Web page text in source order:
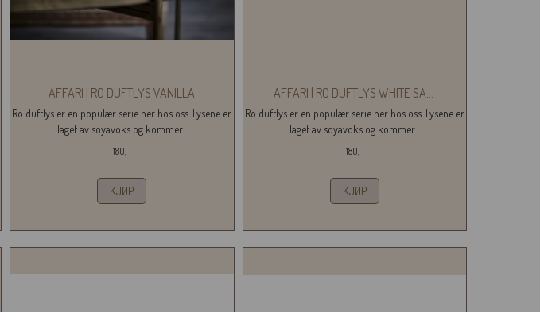
AFFARI | RO DUFTLYS VANILLA
Ro duftlys er en populær serie her hos oss. Lysene er
laget av soyavoks og kommer...
180,-
KJØP
AFFARI | RO DUFTLYS WHITE SA...
Ro duftlys er en populær serie her hos oss. Lysene er
laget av soyavoks og kommer...
180,-
KJØP